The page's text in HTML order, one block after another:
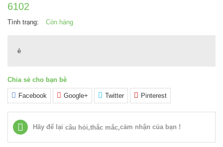
6102
Tình trạng: Còn hàng
è
Chia sẻ cho bạn bè
Facebook Google+ Twitter Pinterest
Hãy để lại câu hỏi,thắc mắc,cảm nhận của bạn !